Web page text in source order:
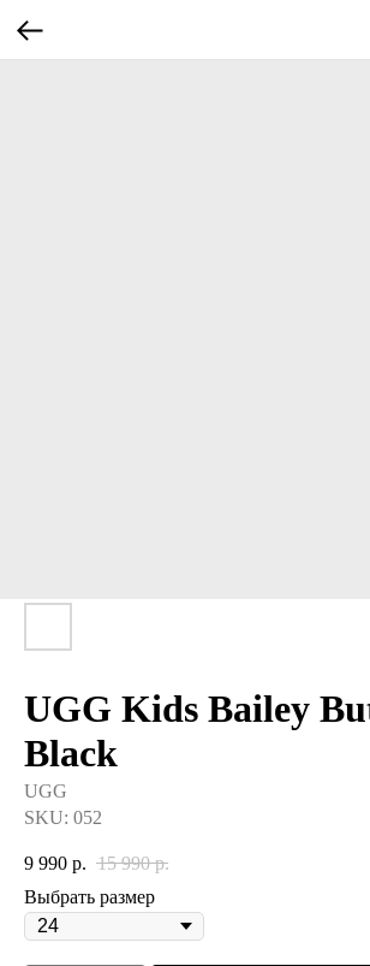
UGG Kids Bailey
Black
UGG
SKU: 052
9 990 р. 15 990 р.
Выбрать размер